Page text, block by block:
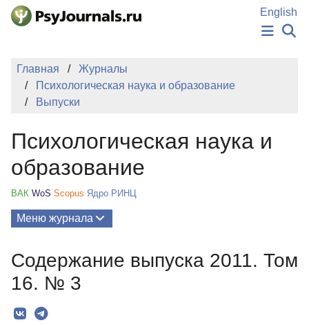
Перейти к основному содержанию
English
НОВОСТИ
ИЗДАНИЯ
АВТОРЫ
КЛЮЧЕВЫЕ СЛОВА
Главная
Журналы
Психологическая наука и образование
Выпуски
Психологическая наука и
образование
ВАК WoS Scopus Ядро РИНЦ
Меню журнала
О Журнале
Редколлегия
Содержание выпуска 2011. Том
16. № 3